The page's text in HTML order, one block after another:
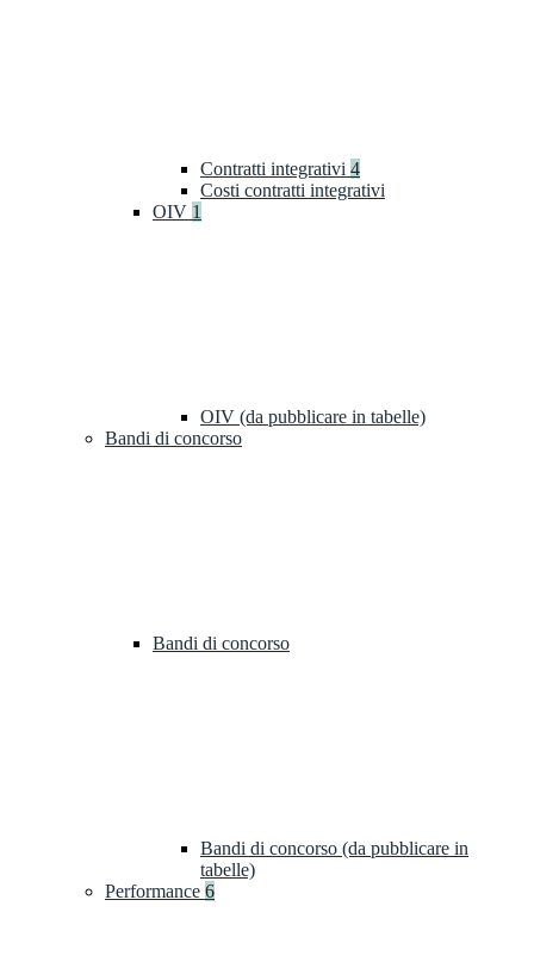
Contratti integrativi 4
Costi contratti integrativi
OIV 1
OIV (da pubblicare in tabelle)
Bandi di concorso
Bandi di concorso
Bandi di concorso (da pubblicare in
tabelle)
Performance 6